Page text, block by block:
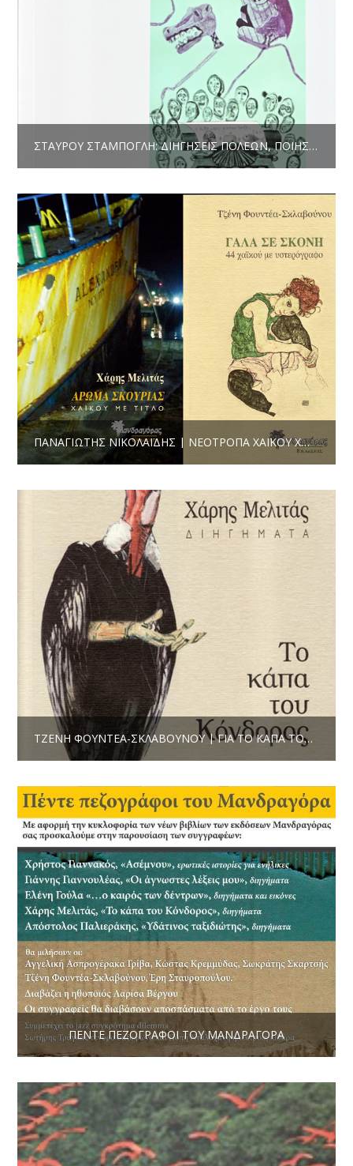
ΣΤΑΎΡΟΥ ΣΤΑΜΠΌΓΛΗ: ΔΙΗΓΉΣΕΙΣ ΠΌΛΕΩΝ, ΠΟΊΗΣΗ, ΕΚΔ. ΚΈΔΡΟΣ, ΑΘΉΝΑ 2016, ΣΕΛ. 64. | ΝΕΚΡΏΣΙΜΗ ΑΚΟΛΟΥΘΊΑ ΣΤΟΝ ΛΑΒΎΡΙΝΘΟ ΤΗΣ ΠΌΛΗΣ
ΠΑΝΑΓΙΏΤΗΣ ΝΙΚΟΛΑΪ́ΔΗΣ | ΝΕΌΤΡΟΠΑ ΧΑΪΚΟΎ ΧΩΡΊΣ ΔΙΈΞΟΔΟ
ΤΖΈΝΗ ΦΟΥΝΤΈΑ-ΣΚΛΑΒΟΎΝΟΥ | ΓΙΑ ΤΟ ΚΆΠΑ ΤΟΥ ΚΌΝΔΟΡΟΣ
ΠΈΝΤΕ ΠΕΖΟΓΡΆΦΟΙ ΤΟΥ ΜΑΝΔΡΑΓΌΡΑ